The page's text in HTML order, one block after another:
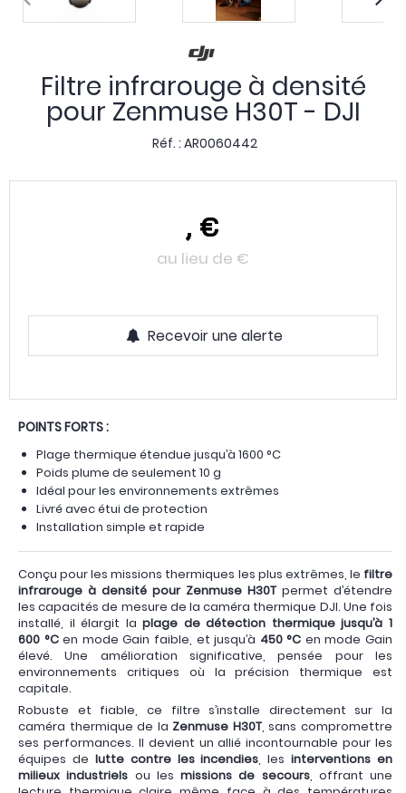
Filtre infrarouge à densité
pour Zenmuse H30T - DJI
Réf. : AR0060442
, €
au lieu de €
Recevoir une alerte
POINTS FORTS :
Plage thermique étendue jusqu’à 1600 °C
Poids plume de seulement 10 g
Idéal pour les environnements extrêmes
Livré avec étui de protection
Installation simple et rapide
Conçu pour les missions thermiques les plus extrêmes, le filtre
infrarouge à densité pour Zenmuse H30Tpermet d’étendre
les capacités de mesure de la caméra thermique DJI. Une fois
installé, il élargit laplage de détection thermique jusqu’à 1
600 °Cen mode Gain faible, et jusqu’à 450 °C en mode Gain
élevé. Une amélioration significative, pensée pour les
environnements critiques où la précision thermique est
capitale.
Robuste et fiable, ce filtre s’installe directement sur la
caméra thermique de la Zenmuse H30T, sans compromettre
ses performances. Il devient un allié incontournable pour les
équipes de lutte contre les incendies, lesinterventions en
milieux industriels ou les missions de secours, offrant une